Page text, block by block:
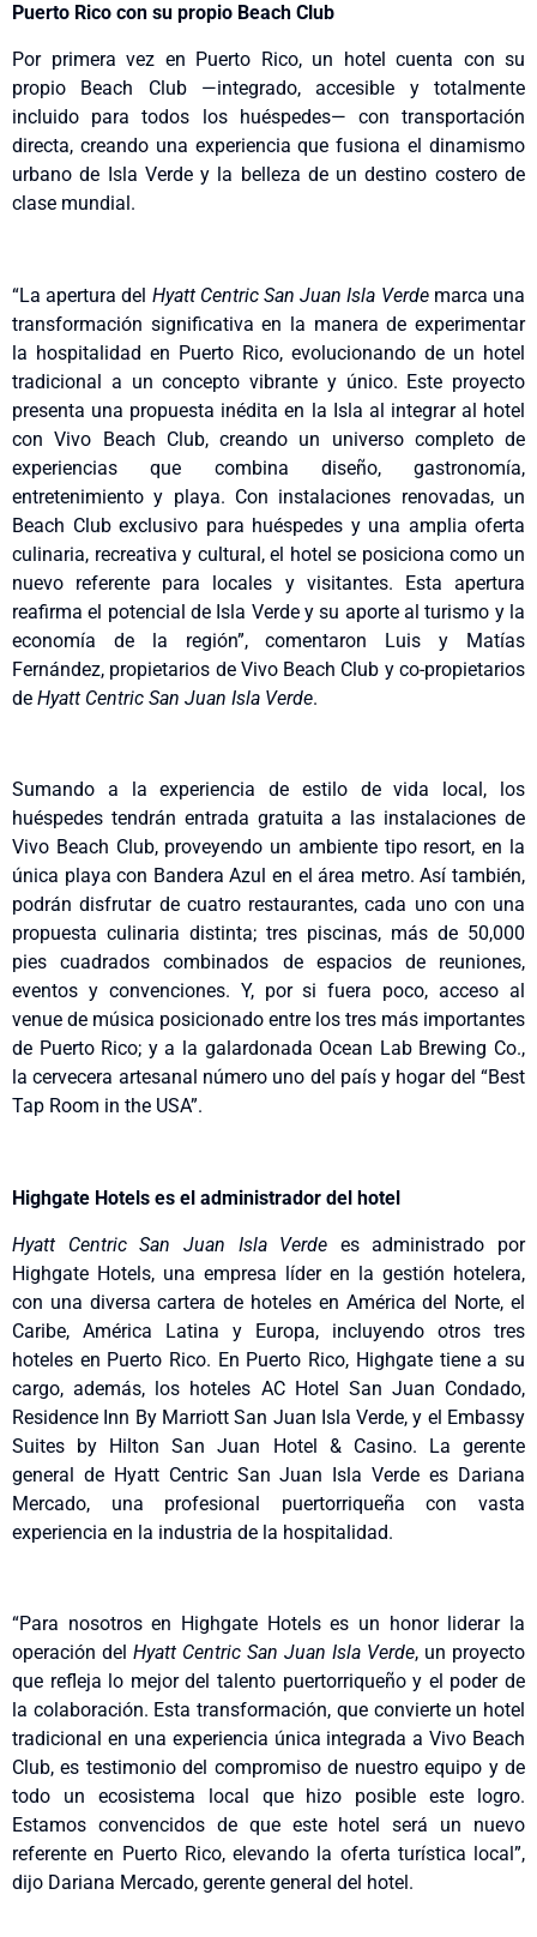
Puerto Rico con su propio Beach Club
Por primera vez en Puerto Rico, un hotel cuenta con su
propio Beach Club —integrado, accesible y totalmente
incluido para todos los huéspedes— con transportación
directa, creando una experiencia que fusiona el dinamismo
urbano de Isla Verde y la belleza de un destino costero de
clase mundial.
“La apertura del Hyatt Centric San Juan Isla Verdemarca una
transformación significativa en la manera de experimentar
la hospitalidad en Puerto Rico, evolucionando de un hotel
tradicional a un concepto vibrante y único. Este proyecto
presenta una propuesta inédita en la Isla al integrar al hotel
con Vivo Beach Club, creando un universo completo de
experiencias que combina diseño, gastronomía,
entretenimiento y playa. Con instalaciones renovadas, un
Beach Club exclusivo para huéspedes y una amplia oferta
culinaria, recreativa y cultural, el hotel se posiciona como un
nuevo referente para locales y visitantes. Esta apertura
reafirma el potencial de Isla Verde y su aporte al turismo y la
economía de la región”, comentaron Luis y Matías
Fernández, propietarios de Vivo Beach Club y co-propietarios
de Hyatt Centric San Juan Isla Verde.
Sumando a la experiencia de estilo de vida local, los
huéspedes tendrán entrada gratuita a las instalaciones de
Vivo Beach Club, proveyendo un ambiente tipo resort, en la
única playa con Bandera Azul en el área metro. Así también,
podrán disfrutar de cuatro restaurantes, cada uno con una
propuesta culinaria distinta; tres piscinas, más de 50,000
pies cuadrados combinados de espacios de reuniones,
eventos y convenciones. Y, por si fuera poco, acceso al
venue de música posicionado entre los tres más importantes
de Puerto Rico; y a la galardonada Ocean Lab Brewing Co.,
la cervecera artesanal número uno del país y hogar del “Best
Tap Room in the USA”.
Highgate Hotels es el administrador del hotel
Hyatt Centric San Juan Isla Verde es administrado por
Highgate Hotels, una empresa líder en la gestión hotelera,
con una diversa cartera de hoteles en América del Norte, el
Caribe, América Latina y Europa, incluyendo otros tres
hoteles en Puerto Rico. En Puerto Rico, Highgate tiene a su
cargo, además, los hoteles AC Hotel San Juan Condado,
Residence Inn By Marriott San Juan Isla Verde, y el Embassy
Suites by Hilton San Juan Hotel & Casino. La gerente
general de Hyatt Centric San Juan Isla Verde es Dariana
Mercado, una profesional puertorriqueña con vasta
experiencia en la industria de la hospitalidad.
“Para nosotros en Highgate Hotels es un honor liderar la
operación del Hyatt Centric San Juan Isla Verde, un proyecto
que refleja lo mejor del talento puertorriqueño y el poder de
la colaboración. Esta transformación, que convierte un hotel
tradicional en una experiencia única integrada a Vivo Beach
Club, es testimonio del compromiso de nuestro equipo y de
todo un ecosistema local que hizo posible este logro.
Estamos convencidos de que este hotel será un nuevo
referente en Puerto Rico, elevando la oferta turística local”,
dijo Dariana Mercado, gerente general del hotel.